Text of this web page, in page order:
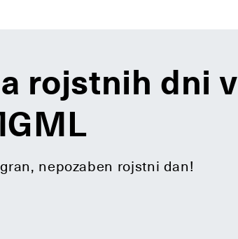
rojstnih dni v
nepozaben rojstni dan!